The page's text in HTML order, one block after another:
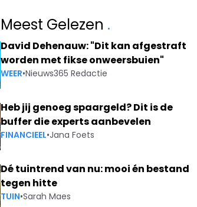
Meest Gelezen .
David Dehenauw: "Dit kan afgestraft
worden met fikse onweersbuien"
WEER•Nieuws365 Redactie
Heb jij genoeg spaargeld? Dit is de
buffer die experts aanbevelen
FINANCIEEL•Jana Foets
Dé tuintrend van nu: mooi én bestand
tegen hitte
TUIN•Sarah Maes